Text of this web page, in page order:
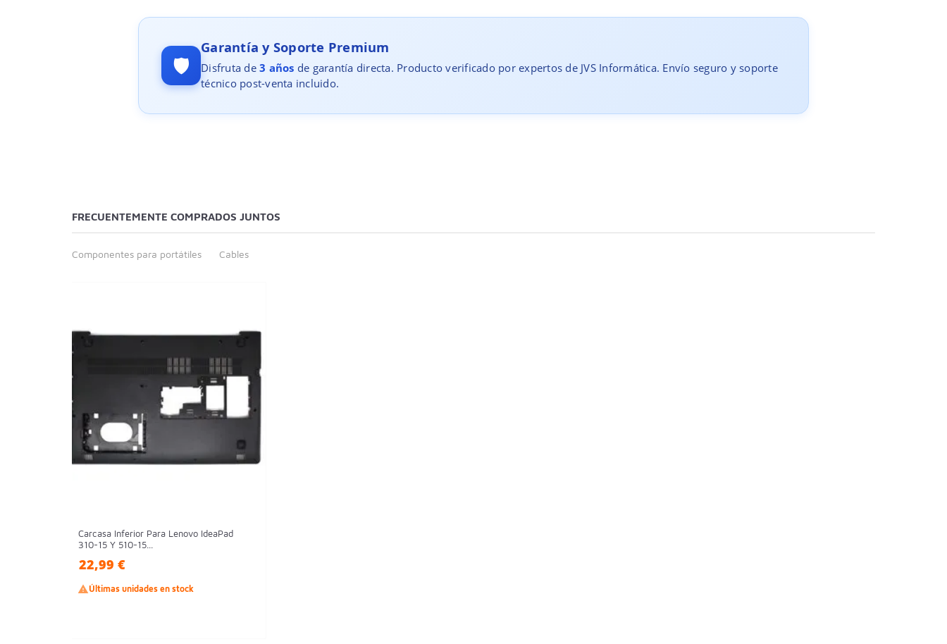
🛡️
Garantía y Soporte Premium
Disfruta de 3 años de garantía directa. Producto verificado por expertos de JVS Informática. Envío seguro y soporte
técnico post-venta incluido.
FRECUENTEMENTE COMPRADOS JUNTOS
Componentes para portátiles Cables
Carcasa Inferior Para Lenovo IdeaPad
310-15 Y 510-15...
22,99 €
Últimas unidades en stock